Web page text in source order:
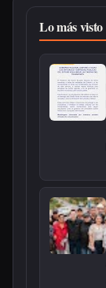
Lo más visto